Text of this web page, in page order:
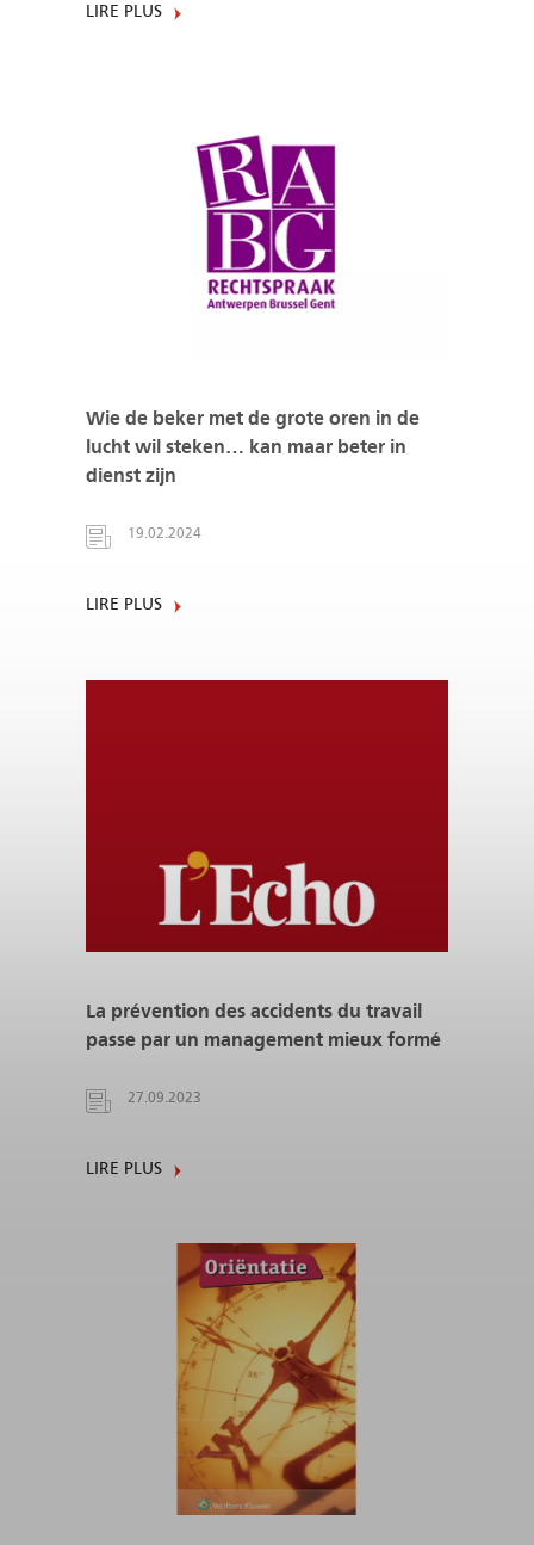
LIRE PLUS
Wie de beker met de grote oren in de
lucht wil steken… kan maar beter in
dienst zijn
19.02.2024
LIRE PLUS
La prévention des accidents du travail
passe par un management mieux formé
27.09.2023
LIRE PLUS